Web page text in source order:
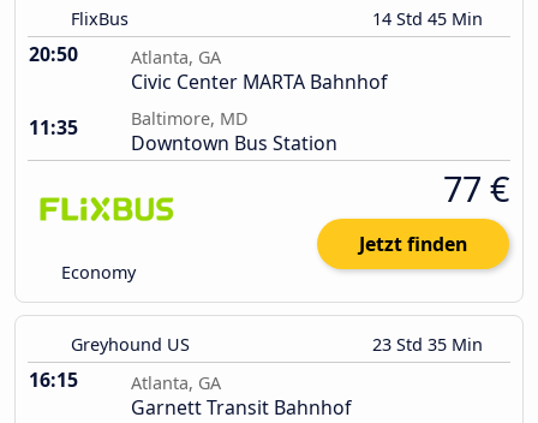
FlixBus 14 Std 45 Min
20:50 Atlanta, GA
Civic Center MARTA Bahnhof
11:35
Baltimore, MD
Downtown Bus Station
Economy
77 €
Jetzt finden
Greyhound US 23 Std 35 Min
16:15 Atlanta, GA
Garnett Transit Bahnhof